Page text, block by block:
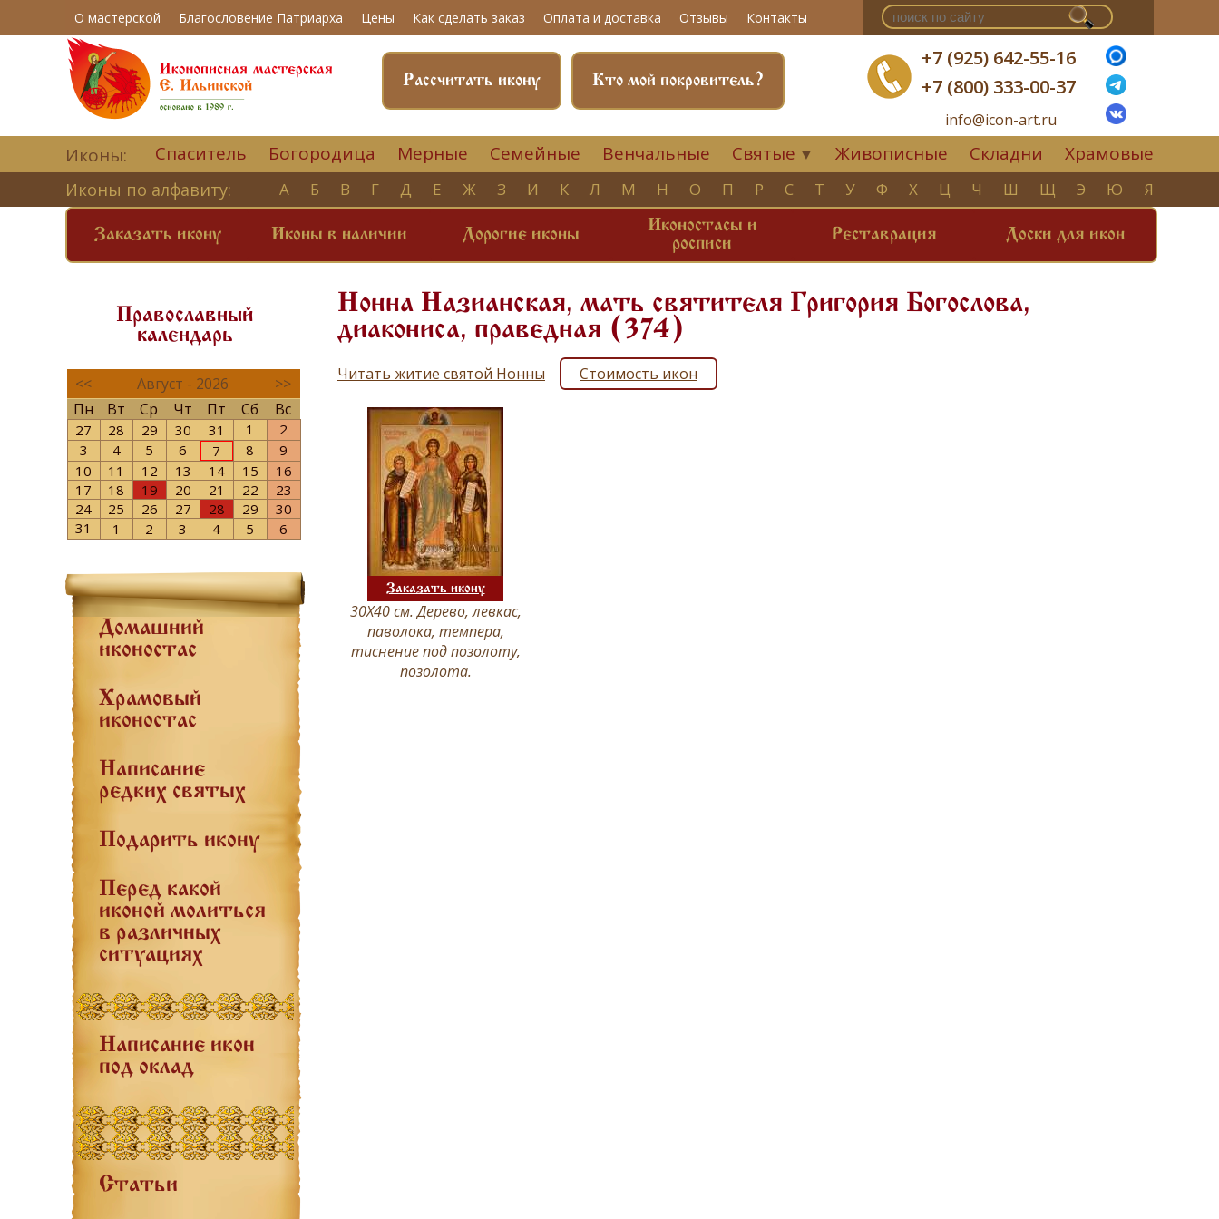
О мастерской Благословение Патриарха Цены Как сделать заказ Оплата и доставка Отзывы Контакты
+7 (925) 642-55-16
+7 (800) 333-00-37
info@icon-art.ru
Кто мой покровитель?
Рассчитать икону
Иконы: Спаситель Богородица Мерные Семейные Венчальные Святые ▼ Живописные Складни Храмовые
Иконы по алфавиту: А Б В Г Д Е Ж З И К Л М Н О П Р С Т У Ф Х Ц Ч Ш Щ Э Ю Я
Заказать икону Иконы в наличии Дорогие иконы
Иконостасы и
росписи
Реставрация Доски для икон
Православный
календарь
<< Август - 2026
>>
Пн
Вт Ср Чт Пт Сб Вс
27 28 29 30 31 1
2
3
4 5 6 7 8
9
10
11 12 13 14 15
16
17
18 19 20 21 22
23
24
25 26 27 28 29
30
31
1 2 3 4 5 6
Домашний
иконостас
Храмовый
иконостас
Написание
редких святых
Подарить икону
Перед какой
иконой молиться
в различных
ситуациях
Написание икон
под оклад
Статьи
Нонна Назианская, мать святителя Григория Богослова,
диакониса, праведная (374)
Читать житие святой Нонны Стоимость икон
Заказать икону
30Х40 см. Дерево, левкас,
паволока, темпера,
тиснение под позолоту,
позолота.